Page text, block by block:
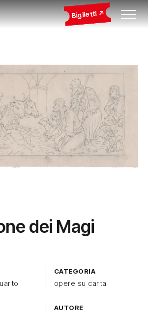
Biglietti
dei Magi
CATEGORIA
opere su carta
AUTORE